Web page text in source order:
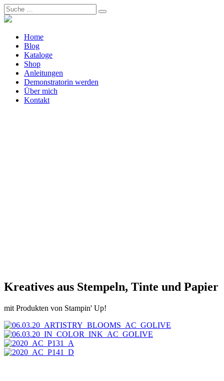
Home
Blog
Kataloge
Shop
Anleitungen
Demonstratorin werden
Über mich
Kontakt
Kreatives aus Stempeln, Tinte und Papier
mit Produkten von Stampin' Up!